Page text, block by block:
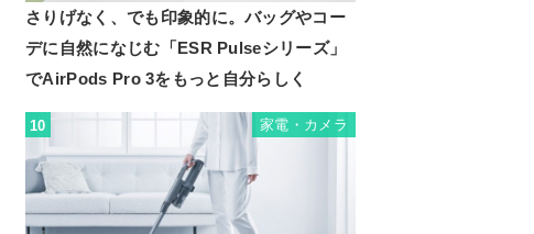
さりげなく、でも印象的に。バッグやコー
デに自然になじむ「ESR Pulseシリーズ」
でAirPods Pro 3をもっと自分らしく
10 家電・カメラ